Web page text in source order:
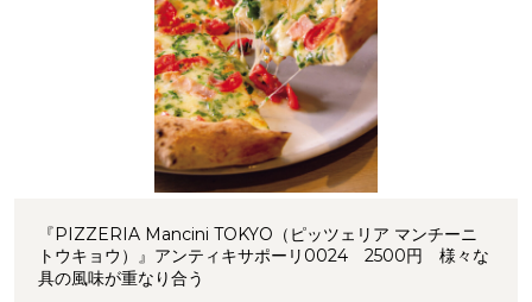
『PIZZERIA Mancini TOKYO（ピッツェリア マンチーニ
トウキョウ）』アンティキサポーリ0024 2500円 様々な
具の風味が重なり合う